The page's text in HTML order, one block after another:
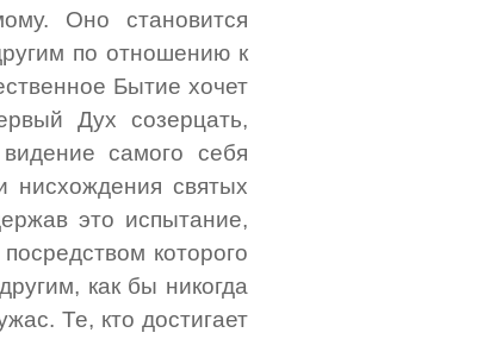
Оно становится
по отношению к
Бытие хочет
Дух созерцать,
самого себя
святых
это испытание,
которого
как бы никогда
Те, кто достигает